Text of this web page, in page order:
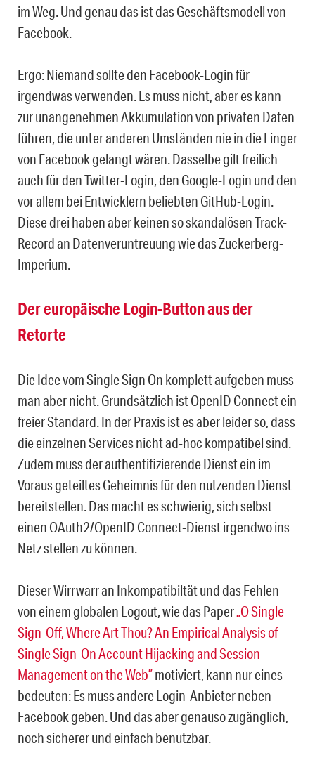
im Weg. Und genau das ist das Geschäftsmodell von
Facebook.
Ergo: Niemand sollte den Facebook-Login für
irgendwas verwenden. Es muss nicht, aber es kann
zur unangenehmen Akkumulation von privaten Daten
führen, die unter anderen Umständen nie in die Finger
von Facebook gelangt wären. Dasselbe gilt freilich
auch für den Twitter-Login, den Google-Login und den
vor allem bei Entwicklern beliebten GitHub-Login.
Diese drei haben aber keinen so skandalösen Track-
Record an Datenveruntreuung wie das Zuckerberg-
Imperium.
Der europäische Login-Button aus der
Retorte
Die Idee vom Single Sign On komplett aufgeben muss
man aber nicht. Grundsätzlich ist OpenID Connect ein
freier Standard. In der Praxis ist es aber leider so, dass
die einzelnen Services nicht ad-hoc kompatibel sind.
Zudem muss der authentifizierende Dienst ein im
Voraus geteiltes Geheimnis für den nutzenden Dienst
bereitstellen. Das macht es schwierig, sich selbst
einen OAuth2/OpenID Connect-Dienst irgendwo ins
Netz stellen zu können.
Dieser Wirrwarr an Inkompatibiltät und das Fehlen
von einem globalen Logout, wie das Paper„O Single
Sign-Off, Where Art Thou? An Empirical Analysis of
Single Sign-On Account Hijacking and Session
Management on the Web”motiviert, kann nur eines
bedeuten: Es muss andere Login-Anbieter neben
Facebook geben. Und das aber genauso zugänglich,
noch sicherer und einfach benutzbar.